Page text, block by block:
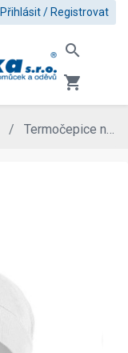
Přihlásit / Registrovat
search
shopping_cart
Termočepice na uši